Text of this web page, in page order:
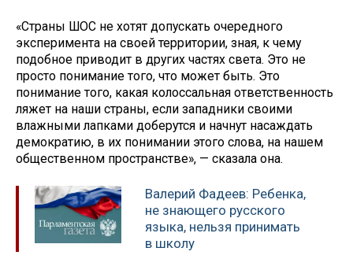
«Страны ШОС не хотят допускать очередного
эксперимента на своей территории, зная, к чему
подобное приводит в других частях света. Это не
просто понимание того, что может быть. Это
понимание того, какая колоссальная ответственность
ляжет на наши страны, если западники своими
влажными лапками доберутся и начнут насаждать
демократию, в их понимании этого слова, на нашем
общественном пространстве», — сказала она.
Валерий Фадеев: Ребенка,
не знающего русского
языка, нельзя принимать
в школу